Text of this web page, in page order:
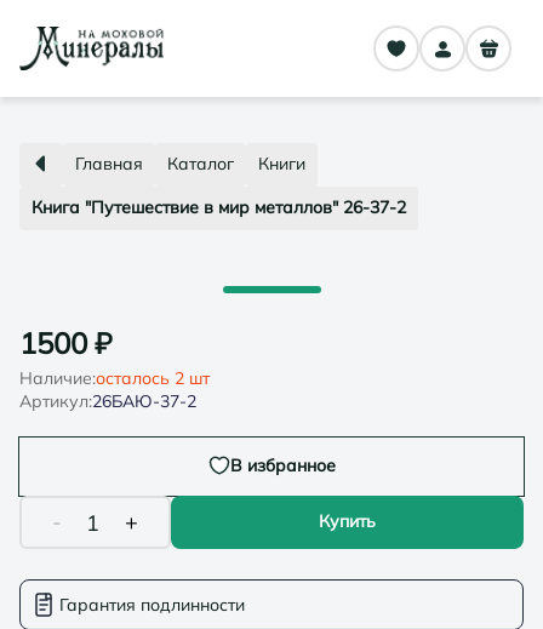
Главная Каталог
Книги
Книга "Путешествие в мир металлов" 26-37-2
1500₽
Наличие:осталось 2шт
Артикул:26БАЮ-37-2
В избранное
- 1 + Купить
Гарантия подлинности